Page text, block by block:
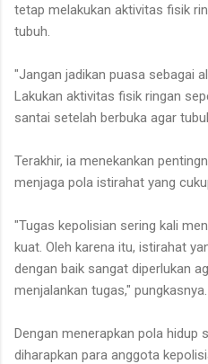
tetap melakukan aktivitas fisik
tubuh.
"Jangan jadikan puasa sebagai
Lakukan aktivitas fisik ringan
santai setelah berbuka agar
Terakhir, ia menekankan
menjaga pola istirahat yang
"Tugas kepolisian sering kali
kuat. Oleh karena itu, istirahat
dengan baik sangat diperlukan
menjalankan tugas," pungkasnya.
Dengan menerapkan pola hidup
diharapkan para anggota